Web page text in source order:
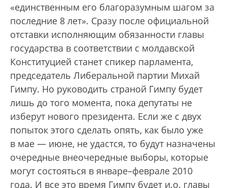
«единственным его благоразумным шагом за
последние 8 лет». Сразу после официальной
отставки исполняющим обязанности главы
государства в соответствии с молдавской
Конституцией станет спикер парламента,
председатель Либеральной партии Михай
Гимпу. Но руководить страной Гимпу будет
лишь до того момента, пока депутаты не
изберут нового президента. Если же с двух
попыток этого сделать опять, как было уже
в мае — июне, не удастся, то будут назначены
очередные вне­очередные выборы, которые
могут состояться в январе–феврале 2010
года. И все это время Гимпу будет и.о. главы